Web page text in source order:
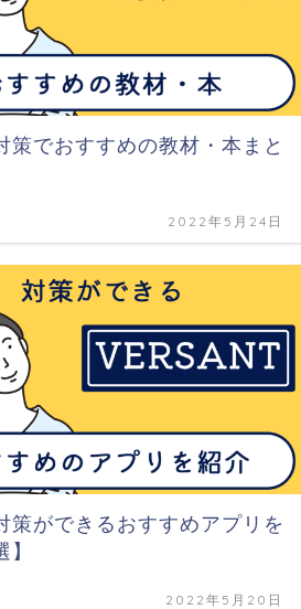
策でおすすめの教材・本まと
2022年5月24日
策ができるおすすめアプリを
2022年5月20日